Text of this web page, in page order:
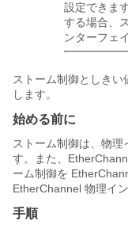
設定できま
する場合、
ンターフェ
ストーム制御としき
します。
始める前に
ストーム制御は、物理
す。また、
ーム制御を
EtherChannel 物理イ
手順